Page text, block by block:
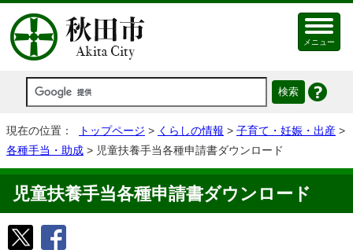
メニュー
現在の位置： トップページ > くらしの情報 > 子育て・妊娠・出産 >
各種手当・助成 > 児童扶養手当各種申請書ダウンロード
児童扶養手当各種申請書ダウンロード